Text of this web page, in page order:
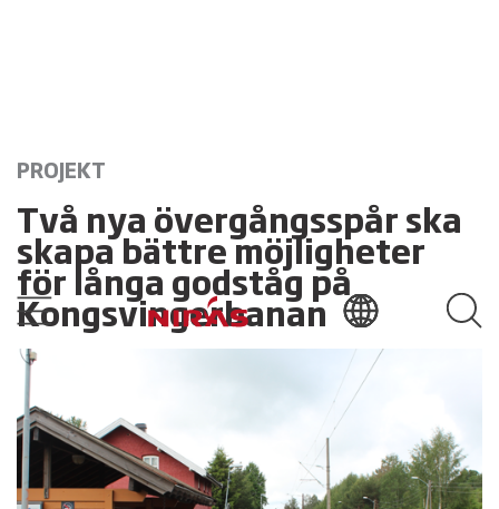
PROJEKT
Två nya övergångsspår ska
skapa bättre möjligheter
för långa godståg på
Kongsvingerbanan